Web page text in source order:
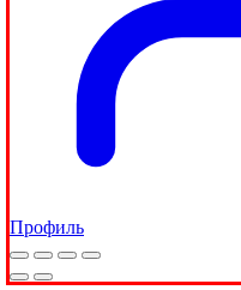
Профиль